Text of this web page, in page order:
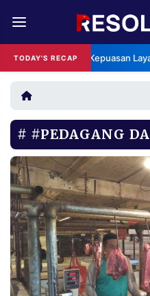
TODAY'S RECAP
BPS: Indeks Kepuasan Layanan
REDAKSI TENTANG
RESOLUSI IKLAN
RUBRIKASI
EDITORIAL AKSARA
FINANSIA PERSONA
DAERAH NASIONAL
MANCA SPORT
INFORMASI
#PEDAGANG